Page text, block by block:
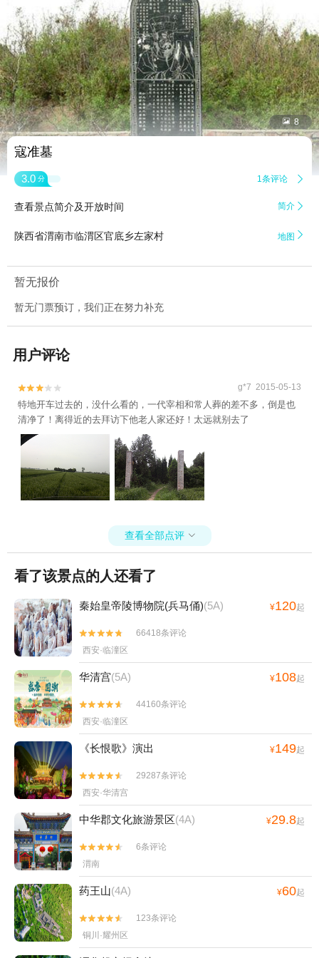
 8
寇准墓
3.0 分 1条评论 
查看景点简介及开放时间 简介 
陕西省渭南市临渭区官底乡左家村 地图 
暂无报价
暂无门票预订，我们正在努力补充
用户评论

 g*7 2015-05-13
特地开车过去的，没什么看的，一代宰相和常人葬的差不多，倒是也
清净了！离得近的去拜访下他老人家还好！太远就别去了
查看全部点评 
看了该景点的人还看了
秦始皇帝陵博物院(兵马俑)(5A) ¥120起


66418条评论
西安·临潼区
华清宫(5A) ¥108起


44160条评论
西安·临潼区
《长恨歌》演出 ¥149起


29287条评论
西安·华清宫
中华郡文化旅游景区(4A) ¥29.8起


6条评论
渭南
药王山(4A) ¥60起


123条评论
铜川·耀州区
